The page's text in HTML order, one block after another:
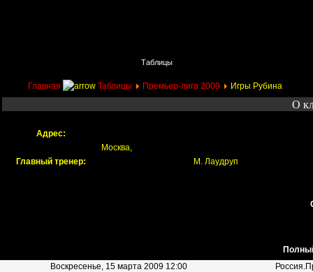
Таблицы
Главная Таблицы Премьер-лига 2009 Игры Рубина
О
Адрес:
Москва,
Главный тренер:
М. Лаудруп
Воскресенье, 15 марта 2009 12:00